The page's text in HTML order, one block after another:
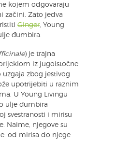
kojem odgovaraju
začini. Zato jedva
Ginger , Young
đumbira.
) je trajna
iz jugoistočne
zbog jestivog
upotrijebiti u raznim
U Young Livingu
ulje đumbira
svestranosti i mirisu
Naime, njegove su
od mirisa do njege